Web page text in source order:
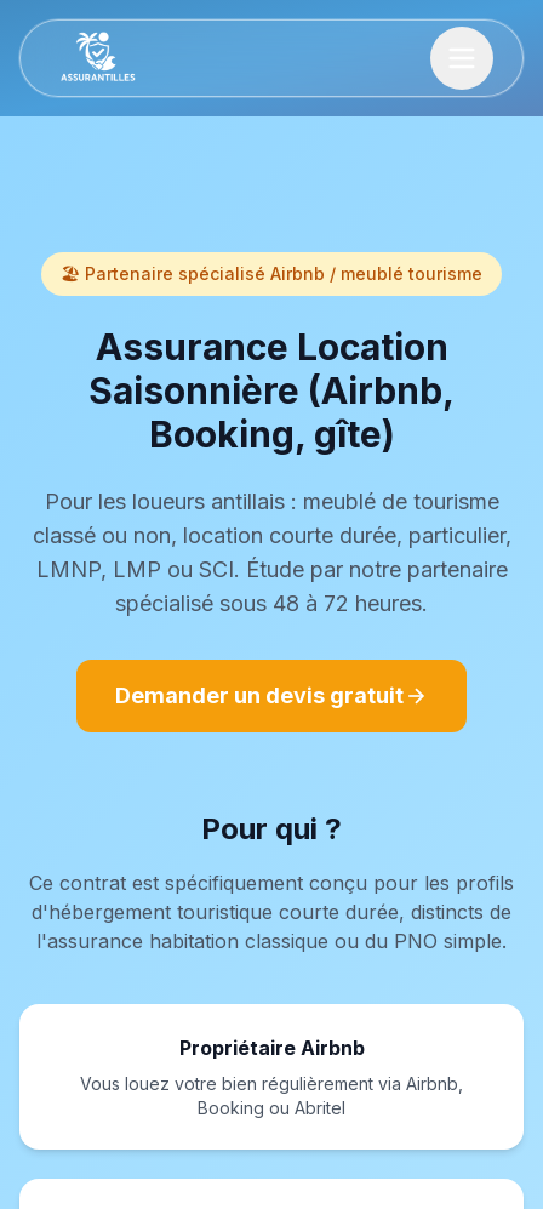
🏖️ Partenaire spécialisé Airbnb / meublé tourisme
Assurance Location
Saisonnière (Airbnb,
Booking, gîte)
Pour les loueurs antillais : meublé de tourisme
classé ou non, location courte durée, particulier,
LMNP, LMP ou SCI. Étude par notre partenaire
spécialisé sous 48 à 72 heures.
Demander un devis gratuit
Pour qui ?
Ce contrat est spécifiquement conçu pour les profils
d'hébergement touristique courte durée, distincts de
l'assurance habitation classique ou du PNO simple.
Propriétaire Airbnb
Vous louez votre bien régulièrement via Airbnb,
Booking ou Abritel